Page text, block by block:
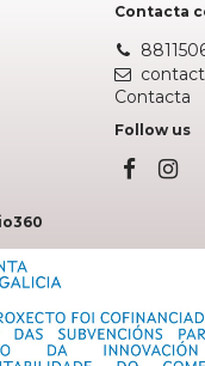
Contacta
Contacta
Follow us